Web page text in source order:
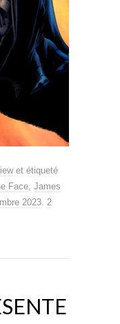
et étiqueté
Face, James
2023. 2